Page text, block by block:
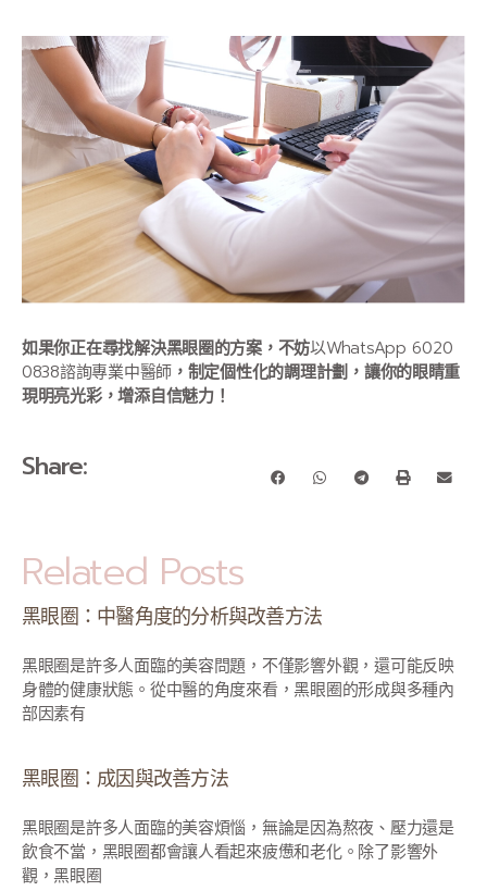
如果你正在尋找解決黑眼圈的方案，不妨以WhatsApp 6020
0838諮詢專業中醫師 ，制定個性化的調理計劃，讓你的眼睛重
現明亮光彩，增添自信魅力！
Share:
Related Posts
黑眼圈：中醫角度的分析與改善方法
黑眼圈是許多人面臨的美容問題，不僅影響外觀，還可能反映
身體的健康狀態。從中醫的角度來看，黑眼圈的形成與多種內
部因素有
黑眼圈：成因與改善方法
黑眼圈是許多人面臨的美容煩惱，無論是因為熬夜、壓力還是
飲食不當，黑眼圈都會讓人看起來疲憊和老化。除了影響外
觀，黑眼圈